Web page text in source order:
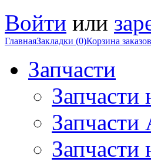
Войти или
ГлавнаяЗакладки (0)Корзина заказов
Запчасти
Запчасти